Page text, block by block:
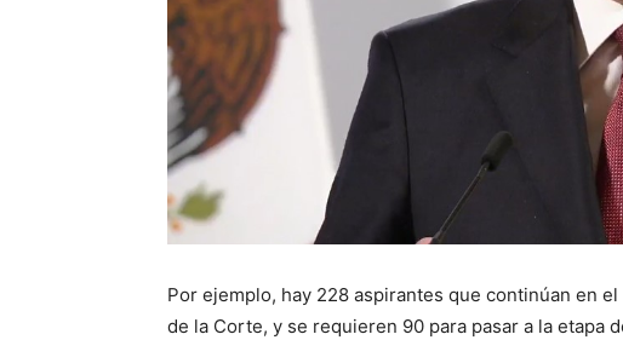
Por ejemplo, hay 228 aspirantes que continúan en
de la Corte, y se requieren 90 para pasar a la etapa